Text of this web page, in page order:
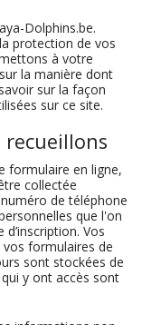
Dolphins.be.
protection de vos
à votre
la manière dont
sur la façon
sur ce site.
formulaire en ligne,
collectée
de téléphone
que l'on
Vos
formulaires de
sont stockées de
y ont accès sont